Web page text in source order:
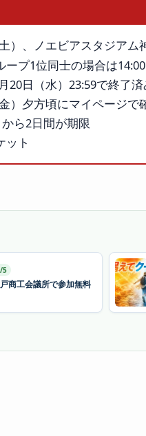
）、ノエビアスタジアム
プ1位同士の場合は
20日（水）23:59で終了済
）夕方頃にマイページで
ら2日間が期限
ット
5
商工会議所で参加無料